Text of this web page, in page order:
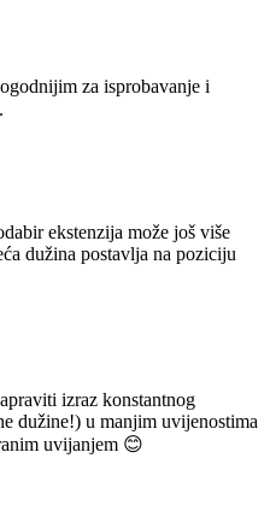
za isprobavanje i
ekstenzija može još više
dužina postavlja na poziciju
izraz konstantnog
dužine!) u manjim uvijenostima
uvijanjem 😊